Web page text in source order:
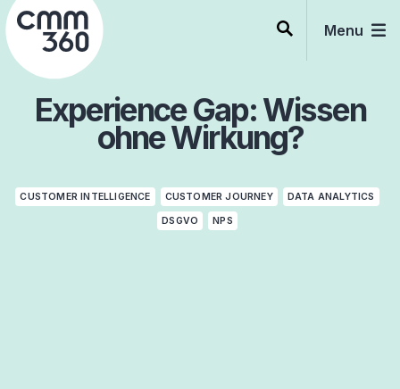
Skip
to
content
Menu
Experience Gap: Wissen
ohne Wirkung?
CUSTOMER INTELLIGENCE CUSTOMER JOURNEY DATA ANALYTICS
DSGVO NPS